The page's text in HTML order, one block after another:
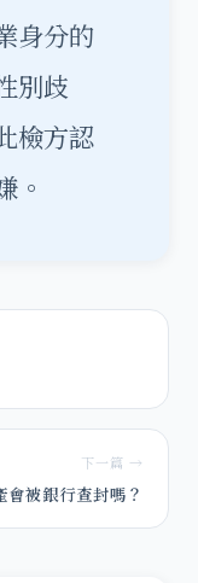
身分的
別歧
檢方認
。
下一篇 →
會被銀行查封嗎？